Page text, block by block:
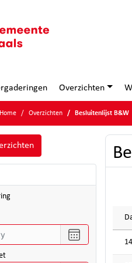
Overzichten
Home Overzichten Besluitenlijst B&W
Selecteer
een